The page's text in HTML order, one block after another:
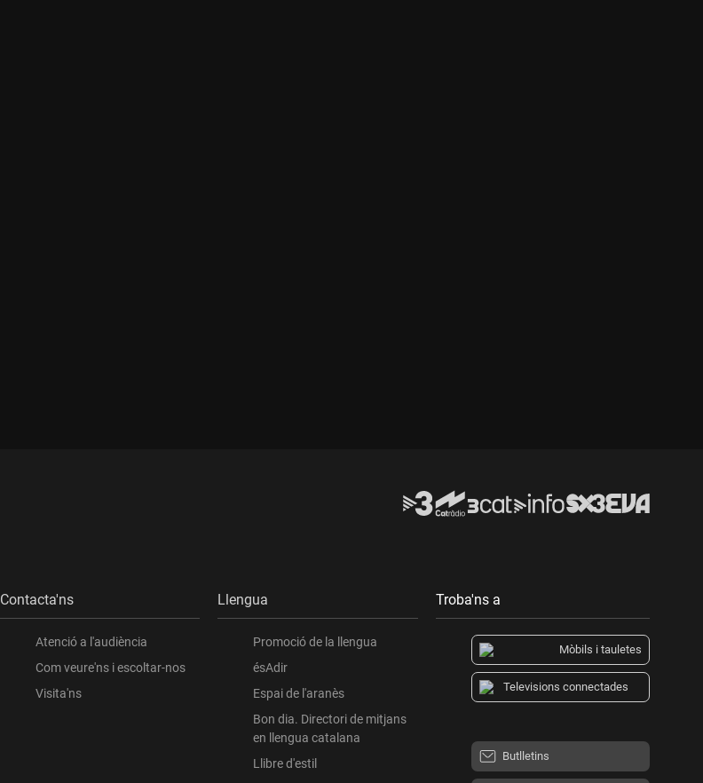
Contacta'ns
Atenció a l'audiència
Com veure'ns i escoltar-nos
Visita'ns
Llengua
Promoció de la llengua
ésAdir
Espai de l'aranès
Bon dia. Directori de mitjans
en llengua catalana
Llibre d'estil
Troba'ns a
Mòbils i tauletes
Televisions connectades
Butlletins